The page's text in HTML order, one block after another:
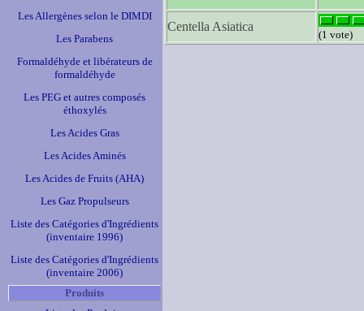
Les Allergènes selon le DIMDI
Les Parabens
Formaldéhyde et libérateurs de
formaldéhyde
Les PEG et autres composés
éthoxylés
Les Acides Gras
Les Acides Aminés
Les Acides de Fruits (AHA)
Les Gaz Propulseurs
Liste des Catégories d'Ingrédients
(inventaire 1996)
Liste des Catégories d'Ingrédients
(inventaire 2006)
Produits
Centella Asiatica
(1 vote)